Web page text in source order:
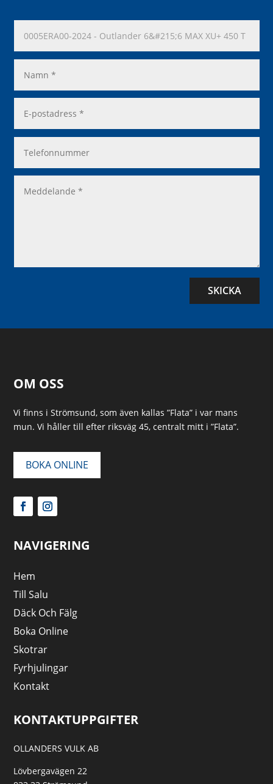
SKICKA
OM OSS
Vi finns i Strömsund, som även kallas ”Flata” i var mans
mun. Vi håller till efter riksväg 45, centralt mitt i ”Flata”.
BOKA ONLINE
NAVIGERING
Hem
Till Salu
Däck Och Fälg
Boka Online
Skotrar
Fyrhjulingar
Kontakt
KONTAKTUPPGIFTER
OLLANDERS VULK AB
Lövbergavägen 22